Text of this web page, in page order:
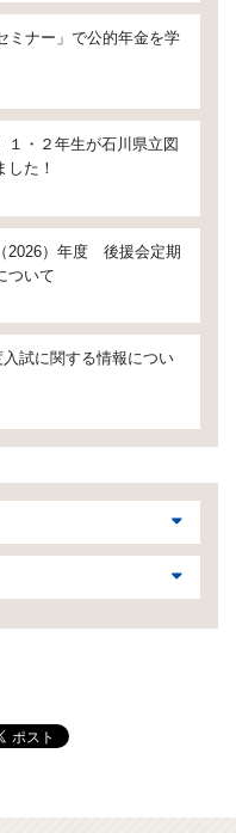
ミナー」で公的年金を学
１・２年生が石川県立図
した！
2026）年度 後援会定期
ついて
試に関する情報につい